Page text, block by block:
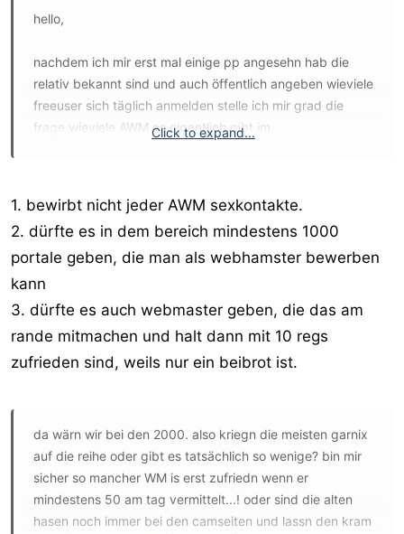
hello,
nachdem ich mir erst mal einige pp angesehn hab die
relativ bekannt sind und auch öffentlich angeben wieviele
freeuser sich täglich anmelden stelle ich mir grad die
frage wieviele AWM es eigentlich gibt im
sexkontaktportale im schnitt irgendwas zwischen 1000 -
2500 freeregis am tag. sehr bekannte seiten die ein
grossteil der AWM irgendwie auch wo bewerben
müsste...
wenn ich jetzt davon ausgeh das von mir alleine nur 10
freeregis am tag kommen.... womit ich mich für ein
kleines würstchen halte... dürfte es eigentlich nur 200
Click to expand...
1. bewirbt nicht jeder AWM sexkontakte.
2. dürfte es in dem bereich mindestens 1000
portale geben, die man als webhamster bewerben
kann
3. dürfte es auch webmaster geben, die das am
rande mitmachen und halt dann mit 10 regs
zufrieden sind, weils nur ein beibrot ist.
da wärn wir bei den 2000. also kriegn die meisten garnix
auf die reihe oder gibt es tatsächlich so wenige? bin mir
sicher so mancher WM is erst zufriedn wenn er
mindestens 50 am tag vermittelt...! oder sind die alten
hasen noch immer bei den camseiten und lassn den kram